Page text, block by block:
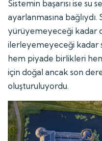
Sistemin başarısı ise su
ayarlanmasına bağlıydı.
yürüyemeyeceği kadar
ilerleyemeyeceği kadar
hem piyade birlikleri
için doğal ancak son
oluşturuluyordu.